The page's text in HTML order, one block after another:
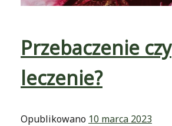
Przebaczenie czy
leczenie?
Opublikowano 10 marca 2023